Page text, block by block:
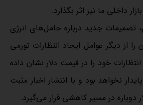
داخلی ما نیز اثر بگذارد.
تصمیمات جدید درباره حامل‌های انرژی
از دیگر عوامل ایجاد انتظارات تورمی
خود را در قیمت دلار نشان داده
نخواهد بود و با انتشار اخبار مثبت
در مسیر کاهشی قرار می‌گیرد.